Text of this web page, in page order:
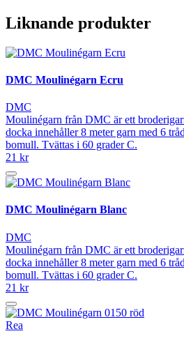
Liknande produkter
DMC Moulinégarn Ecru
DMC
Moulinégarn från DMC är ett
docka innehåller 8 meter garn med 6
bomull. Tvättas i 60 grader C.
21 kr
DMC Moulinégarn Blanc
DMC
Moulinégarn från DMC är ett
docka innehåller 8 meter garn med 6
bomull. Tvättas i 60 grader C.
21 kr
Rea